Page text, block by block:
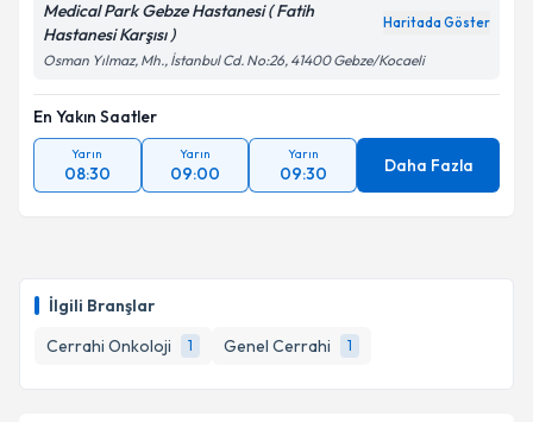
İlgili Branşlar
Cerrahi Onkoloji
1 Genel Cerrahi 1
Medical Park Gebze Hastanesi ( Fatih
Hastanesi Karşısı )
Haritada Göster
Osman Yılmaz, Mh., İstanbul Cd. No:26, 41400 Gebze/Kocaeli
En Yakın Saatler
Yarın
08:30
Yarın
09:00
Yarın
09:30 Daha Fazla